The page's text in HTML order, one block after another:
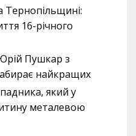
16-річного
Пушкар з
найкращих
який у
металевою